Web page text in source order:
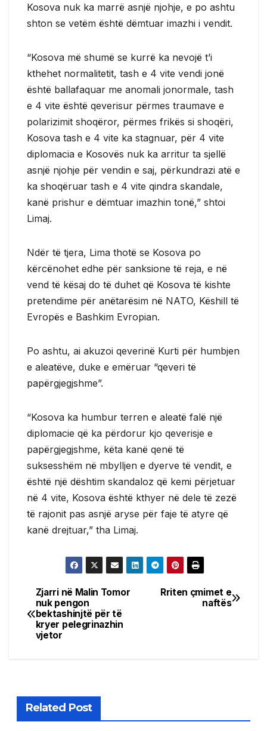
Kosova nuk ka marrë asnjë njohje, e po ashtu
shton se vetëm është dëmtuar imazhi i vendit.
“Kosova më shumë se kurrë ka nevojë t’i
kthehet normalitetit, tash e 4 vite vendi jonë
është ballafaquar me anomali jonormale, tash
e 4 vite është qeverisur përmes traumave e
polarizimit shoqëror, përmes frikës si shoqëri,
Kosova tash e 4 vite ka stagnuar, për 4 vite
diplomacia e Kosovës nuk ka arritur ta sjellë
asnjë njohje për vendin e saj, përkundrazi atë e
ka shoqëruar tash e 4 vite qindra skandale,
kanë prishur e dëmtuar imazhin tonë,” shtoi
Limaj.
Ndër të tjera, Lima thotë se Kosova po
kërcënohet edhe për sanksione të reja, e në
vend të kësaj do të duhet që Kosova të kishte
pretendime për anëtarësim në NATO, Këshill të
Evropës e Bashkim Evropian.
Po ashtu, ai akuzoi qeverinë Kurti për humbjen
e aleatëve, duke e emëruar “qeveri të
papërgjegjshme”.
“Kosova ka humbur terren e aleatë falë një
diplomacie që ka përdorur kjo qeverisje e
papërgjegjshme, këta kanë qenë të
suksesshëm në mbylljen e dyerve të vendit, e
është një dështim skandaloz që kemi përjetuar
në 4 vite, Kosova është kthyer në dele të zezë
të rajonit pas asnjë aryse për faje të atyre që
kanë drejtuar,” tha Limaj.
Post
navigation
Rriten çmimet e
naftës
Zjarri në Malin Tomor
nuk pengon
bektashinjtë për të
kryer pelegrinazhin
vjetor
Related Post